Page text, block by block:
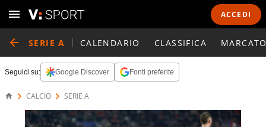
ACCEDI
SERIE A CALENDARIO CLASSIFICA
Seguici su: Google Discover Fonti preferite
CALCIO SERIE A